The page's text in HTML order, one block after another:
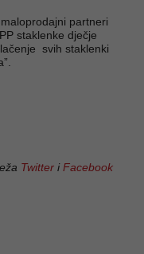
partneri
staklenke dječje
svih staklenki
Twitter iFacebook